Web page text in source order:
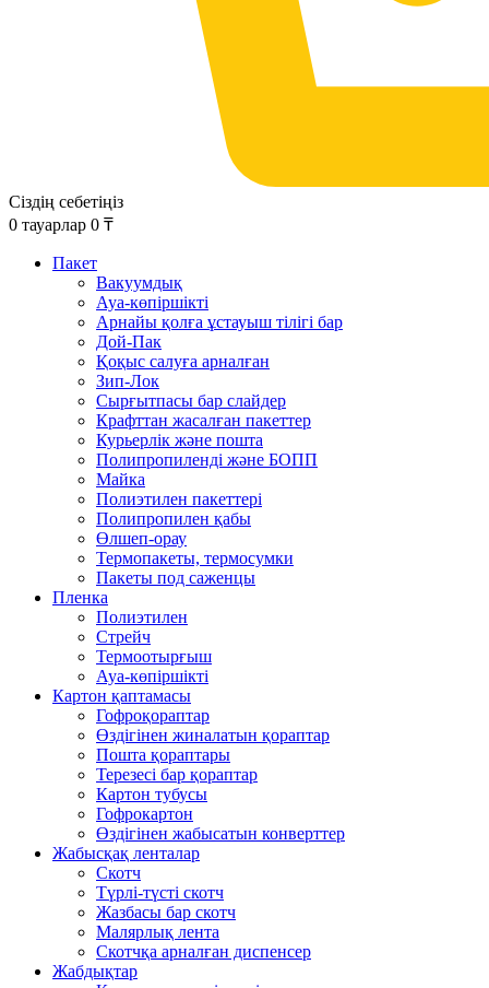
Сіздің себетіңіз
0 тауарлар 0 ₸
Пакет
Вакуумдық
Ауа-көпіршікті
Арнайы қолға ұстауыш тілігі бар
Дой-Пак
Қоқыс салуға арналған
Зип-Лок
Сырғытпасы бар слайдер
Крафттан жасалған пакеттер
Курьерлік және пошта
Полипропиленді және БОПП
Майка
Полиэтилен пакеттері
Полипропилен қабы
Өлшеп-орау
Термопакеты, термосумки
Пакеты под саженцы
Пленка
Полиэтилен
Стрейч
Термоотырғыш
Ауа-көпіршікті
Картон қаптамасы
Гофроқораптар
Өздігінен жиналатын қораптар
Пошта қораптары
Терезесі бар қораптар
Картон тубусы
Гофрокартон
Өздігінен жабысатын конверттер
Жабысқақ ленталар
Скотч
Түрлі-түсті скотч
Жазбасы бар скотч
Малярлық лента
Скотчқа арналған диспенсер
Жабдықтар